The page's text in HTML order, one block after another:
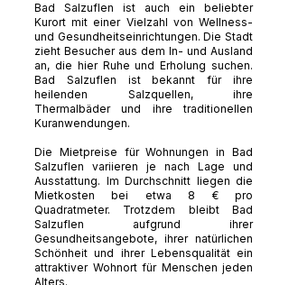
Bad Salzuflen ist auch ein beliebter
Kurort mit einer Vielzahl von Wellness-
und Gesundheitseinrichtungen. Die Stadt
zieht Besucher aus dem In- und Ausland
an, die hier Ruhe und Erholung suchen.
Bad Salzuflen ist bekannt für ihre
heilenden Salzquellen, ihre
Thermalbäder und ihre traditionellen
Kuranwendungen.
Die Mietpreise für Wohnungen in Bad
Salzuflen variieren je nach Lage und
Ausstattung. Im Durchschnitt liegen die
Mietkosten bei etwa 8 € pro
Quadratmeter. Trotzdem bleibt Bad
Salzuflen aufgrund ihrer
Gesundheitsangebote, ihrer natürlichen
Schönheit und ihrer Lebensqualität ein
attraktiver Wohnort für Menschen jeden
Alters.